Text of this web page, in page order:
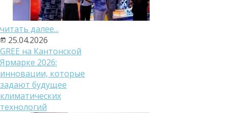
читать далее...
25.04.2026
GREE на Кантонской
Ярмарке 2026:
инновации, которые
задают будущее
климатических
технологий